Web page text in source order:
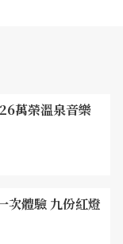
萬榮溫泉音樂
次體驗 九份紅燈